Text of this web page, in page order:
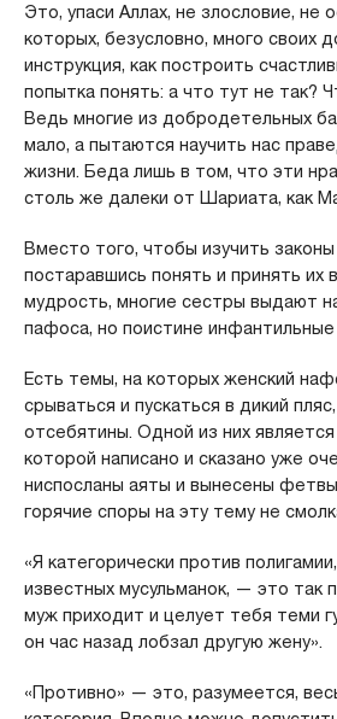
Это, упаси Аллах, не злословие, не
которых, безусловно, много своих
инструкция, как построить
попытка понять: а что тут не так?
Ведь многие из добродетельных
мало, а пытаются научить нас
жизни. Беда лишь в том, что эти
столь же далеки от Шариата, как
Вместо того, чтобы изучить
постаравшись понять и принять их
мудрость, многие сестры выдают
пафоса, но поистине инфантильные
Есть темы, на которых женский
срываться и пускаться в дикий
отсебятины. Одной из них
которой написано и сказано уже
ниспосланы аяты и вынесены
горячие споры на эту тему не
«Я категорически против
известных мусульманок, — это так
муж приходит и целует тебя теми
он час назад лобзал другую жену».
«Противно» — это, разумеется,